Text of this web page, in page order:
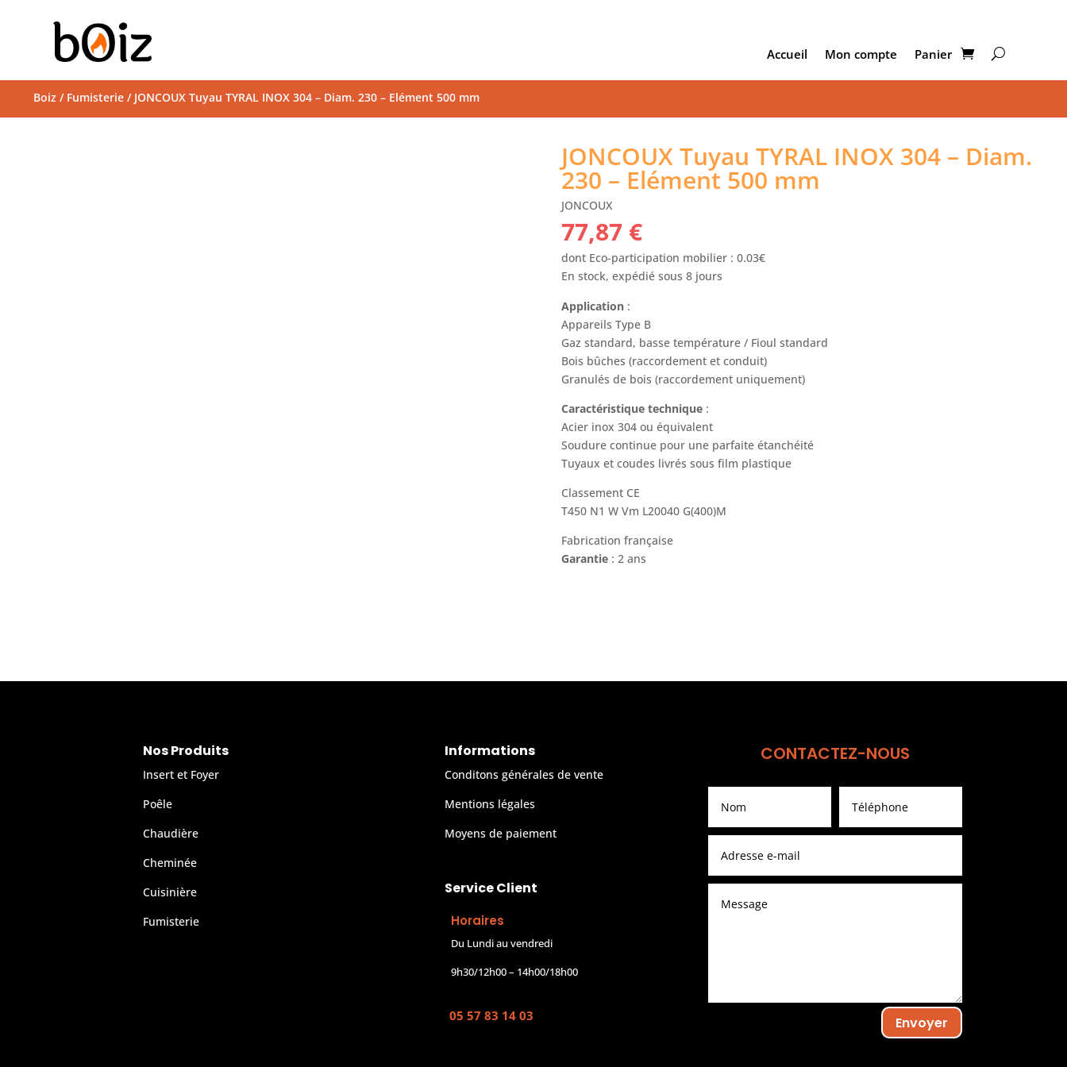
Accueil Mon compte Panier
Boiz / Fumisterie / JONCOUX Tuyau TYRAL INOX 304 – Diam. 230 – Elément 500 mm
JONCOUX Tuyau TYRAL INOX 304 – Diam.
230 – Elément 500 mm
JONCOUX
77,87 €
dont Eco-participation mobilier : 0.03€
En stock, expédié sous 8 jours
Application :
Appareils Type B
Gaz standard, basse température / Fioul standard
Bois bûches (raccordement et conduit)
Granulés de bois (raccordement uniquement)
Caractéristique technique :
Acier inox 304 ou équivalent
Soudure continue pour une parfaite étanchéité
Tuyaux et coudes livrés sous film plastique
Classement CE
T450 N1 W Vm L20040 G(400)M
Fabrication française
Garantie : 2 ans
Nos Produits
Insert et Foyer
Poêle
Chaudière
Cheminée
Cuisinière
Fumisterie
Informations
Conditons générales de vente
Mentions légales
Moyens de paiement
Service Client
Horaires
Du Lundi au vendredi
9h30/12h00 – 14h00/18h00
05 57 83 14 03
CONTACTEZ-NOUS
Envoyer